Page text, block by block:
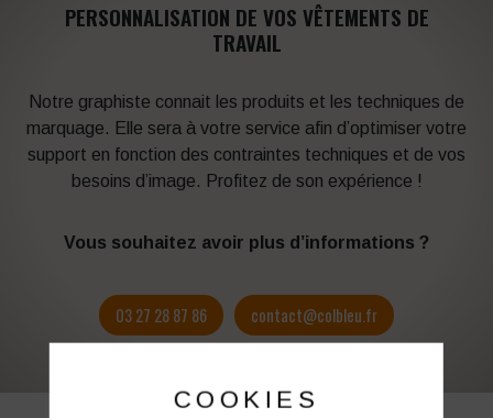
PERSONNALISATION DE VOS VÊTEMENTS DE
TRAVAIL
Notre graphiste connait les produits et les techniques de
marquage. Elle sera à votre service afin d’optimiser votre
support en fonction des contraintes techniques et de vos
besoins d’image. Profitez de son expérience !
Vous souhaitez avoir plus d’informations ?
03 27 28 87 86 contact@colbleu.fr
COOKIES